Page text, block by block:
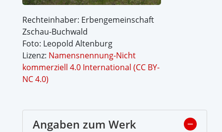
Rechteinhaber: Erbengemeinschaft
Zschau-Buchwald
Foto: Leopold Altenburg
Lizenz: Namensnennung-Nicht
kommerziell 4.0 International (CC BY-
NC 4.0)
Angaben zum Werk